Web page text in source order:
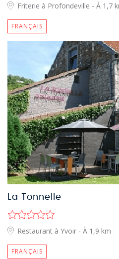
Friterie à Profondeville - À 1,7
FRANÇAIS
La Tonnelle
Restaurant à Yvoir - À 1,9 km
FRANÇAIS